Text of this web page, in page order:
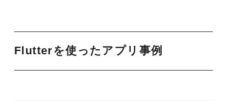
Flutterを使ったアプリ事例